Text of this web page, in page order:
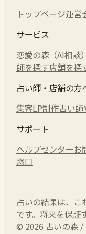
トップページ運営
サービス
恋愛の森（AI相談）
師を探す店舗を探
占い師・店舗の方
集客LP制作占い師
サポート
ヘルプセンターお
窓口
占いの結果は、こ
です。将来を保証
© 2026 占いの森 /